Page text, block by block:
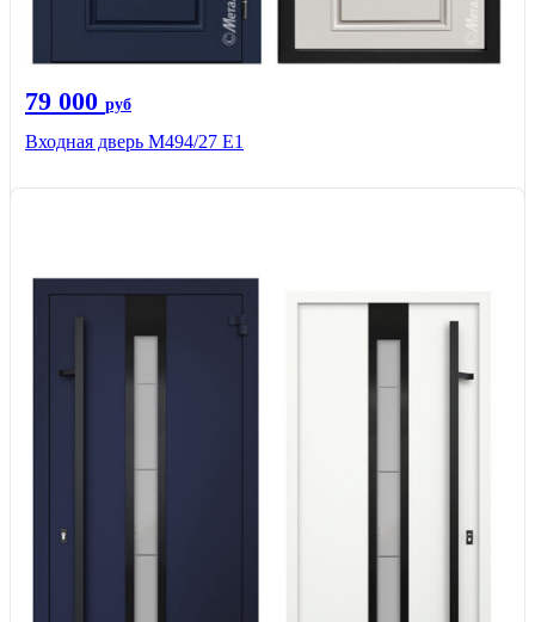
79 000 руб
Входная дверь М494/27 Е1